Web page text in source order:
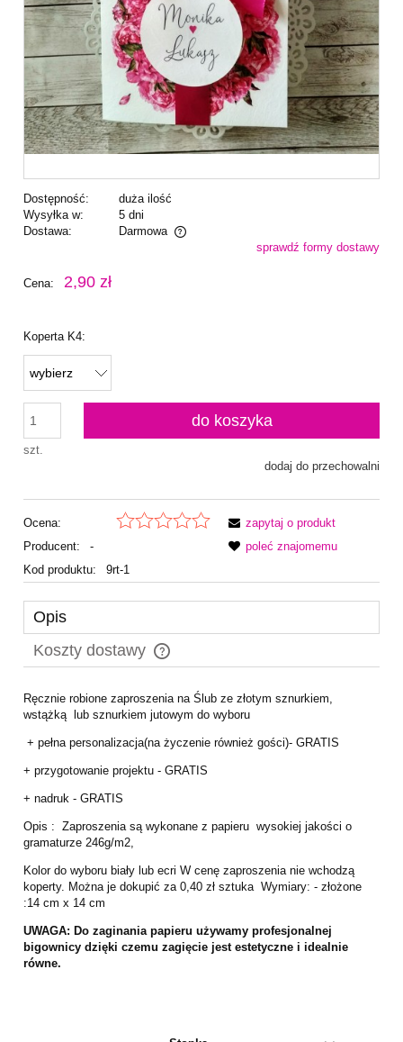
Dostępność:
duża ilość
Wysyłka w:
5 dni
Dostawa:
Darmowa
Cena nie zawiera ewentualnych kosztów płatnościsprawdź formy dostawy
Cena: 2,90 zł
Koperta K4:
szt.
do koszyka
dodaj do przechowalni
Ocena:
Producent:
-
Kod produktu:
9rt-1
zapytaj o produkt
poleć znajomemu
Opis
Koszty dostawy
Cena nie zawiera ewentualnych kosztów płatności
Ręcznie robione zaproszenia na Ślub ze złotym sznurkiem,
wstążką lub sznurkiem jutowym do wyboru
+ pełna personalizacja(na życzenie również gości)- GRATIS
+ przygotowanie projektu - GRATIS
+ nadruk - GRATIS
Opis : Zaproszenia są wykonane z papieru wysokiej jakości o
gramaturze 246g/m2,
Kolor do wyboru biały lub ecri W cenę zaproszenia nie wchodzą
koperty. Można je dokupić za 0,40 zł sztuka Wymiary: - złożone
:14 cm x 14 cm
UWAGA: Do zaginania papieru używamy profesjonalnej
bigownicy dzięki czemu zagięcie jest estetyczne i idealnie
równe.